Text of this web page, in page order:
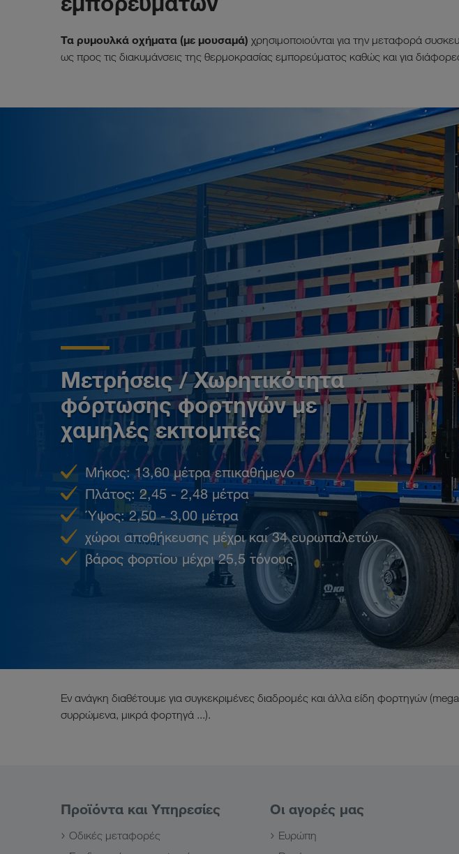
Τα ρυμουλκά οχήματα (με μουσαμά) χρησιμοποιούνται για την μεταφορά
ως προς τις διακυμάνσεις της θερμοκρασίας εμπορεύματος καθώς και για
Μετρήσεις / Χωρητικότητα
φόρτωσης φορτηγών με
χαμηλές εκπομπές
Μήκος: 13,60 μέτρα επικαθήμενο
Πλάτος: 2,45 - 2,48 μέτρα
Ύψος: 2,50 - 3,00 μέτρα
χώροι αποθήκευσης μέχρι και 34 ευρωπαλετών
βάρος φορτίου μέχρι 25,5 τόνους
Εν ανάγκη διαθέτουμε για συγκεκριμένες διαδρομές και άλλα είδη φορτηγών
συρρώμενα, μικρά φορτηγά ...).
Προϊόντα και Υπηρεσίες
Οδικές μεταφορές
Οι αγορές μας
Ευρώπη